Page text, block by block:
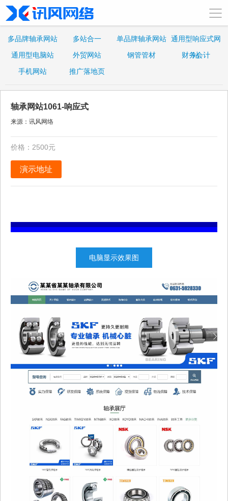
多品牌轴承网站 多站合一 单品牌轴承网站 通用型响应式网
站
通用型电脑站 外贸网站 钢管管材
财务会计
手机网站
推广落地页
轴承网站1061-响应式
来源：讯风网络
价格：2500元
演示地址
电脑显示效果图